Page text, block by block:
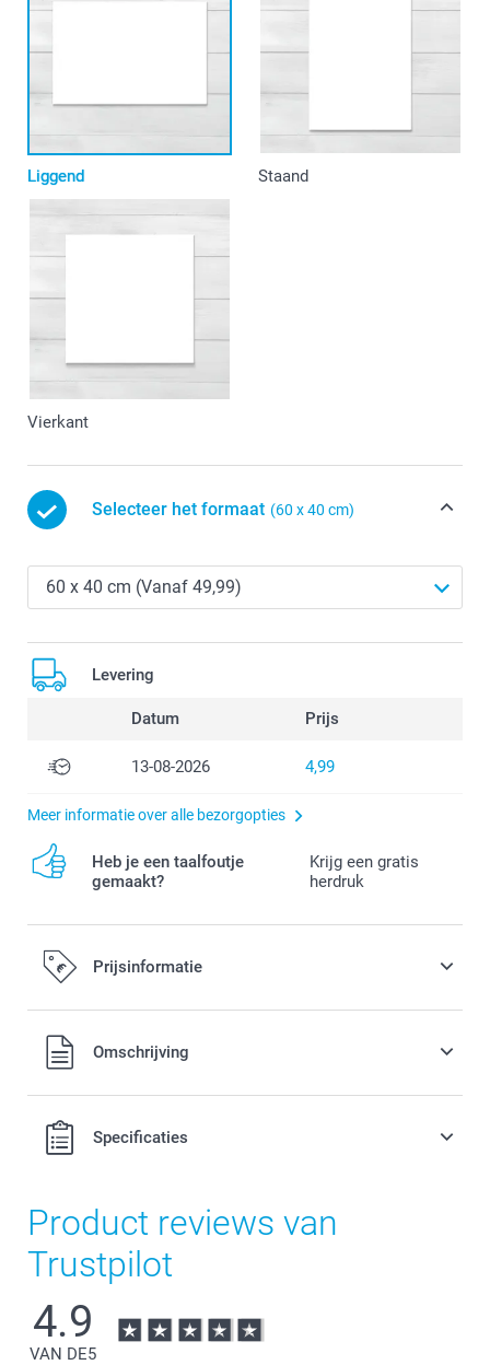
Liggend Staand
Vierkant
Selecteer het formaat (60 x 40 cm)
Levering
Datum Prijs
13-08-2026 4,99
Meer informatie over alle bezorgopties
Heb je een taalfoutje
gemaakt?
Krijg een gratis
herdruk
Prijsinformatie
Alle prijzen zijn in EURO (€) inclusief BTW en exclusief
verzendkosten.Omschrijving
Specificaties
Product reviews van
Trustpilot
4.9
VAN DE5